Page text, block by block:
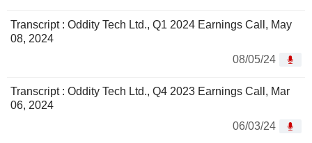
Transcript : Oddity Tech Ltd., Q1 2024 Earnings Call, May
08, 2024
08/05/24
Transcript : Oddity Tech Ltd., Q4 2023 Earnings Call, Mar
06, 2024
06/03/24